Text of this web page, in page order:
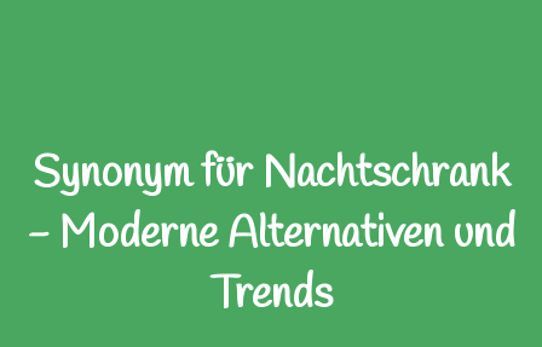
Synonym für Nachtschrank
- Moderne Alternativen und
Trends